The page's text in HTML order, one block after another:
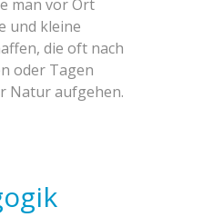
man vor Ort
und kleine
die oft nach
oder Tagen
Natur aufgehen.